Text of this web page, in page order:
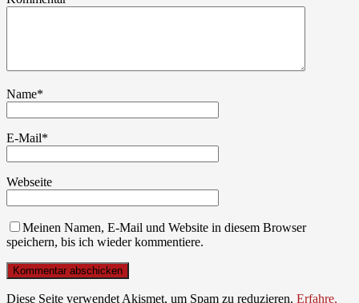
Name*
E-Mail*
Webseite
Meinen Namen, E-Mail und Website in diesem Browser
speichern, bis ich wieder kommentiere.
Diese Seite verwendet Akismet, um Spam zu reduzieren. Erfahre,